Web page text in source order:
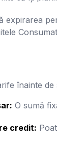
expirarea
înainte de
O sumă
credit: